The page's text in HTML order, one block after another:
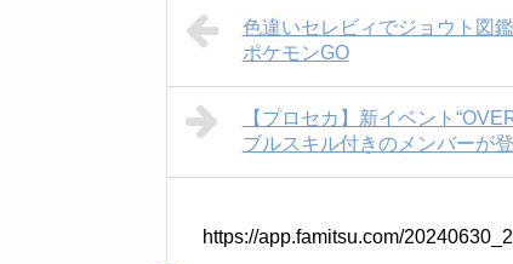
色違いセレビィでジョウト図
ポケモンGO
【プロセカ】新イベント
ブルスキル付きのメンバーが
https://app.famitsu.com/